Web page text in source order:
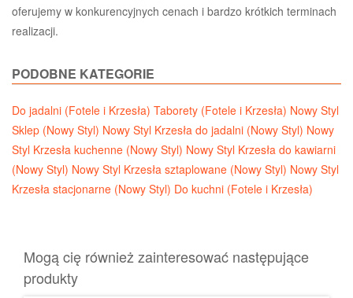
oferujemy w konkurencyjnych cenach i bardzo krótkich terminach
realizacji.
PODOBNE KATEGORIE
Do jadalni (Fotele i Krzesła) Taborety (Fotele i Krzesła) Nowy Styl
Sklep (Nowy Styl) Nowy Styl Krzesła do jadalni (Nowy Styl) Nowy
Styl Krzesła kuchenne (Nowy Styl) Nowy Styl Krzesła do kawiarni
(Nowy Styl) Nowy Styl Krzesła sztaplowane (Nowy Styl) Nowy Styl
Krzesła stacjonarne (Nowy Styl) Do kuchni (Fotele i Krzesła)
Mogą cię również zainteresować następujące
produkty